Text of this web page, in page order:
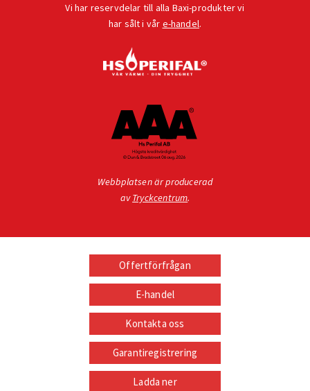
Vi har reservdelar till alla Baxi-produkter vi
har sålt i vår e-handel.
Webbplatsen är producerad
avTryckcentrum.
Offertförfrågan
E-handel
Kontakta oss
Garantiregistrering
Ladda ner